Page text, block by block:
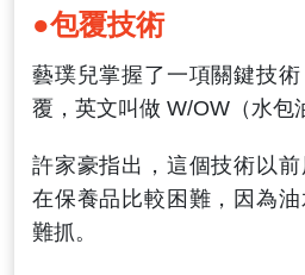
●包覆技術
藝璞兒掌握了一項關鍵技
覆，英文叫做 W/OW（水包
許家豪指出，這個技術以
在保養品比較困難，因為
難抓。